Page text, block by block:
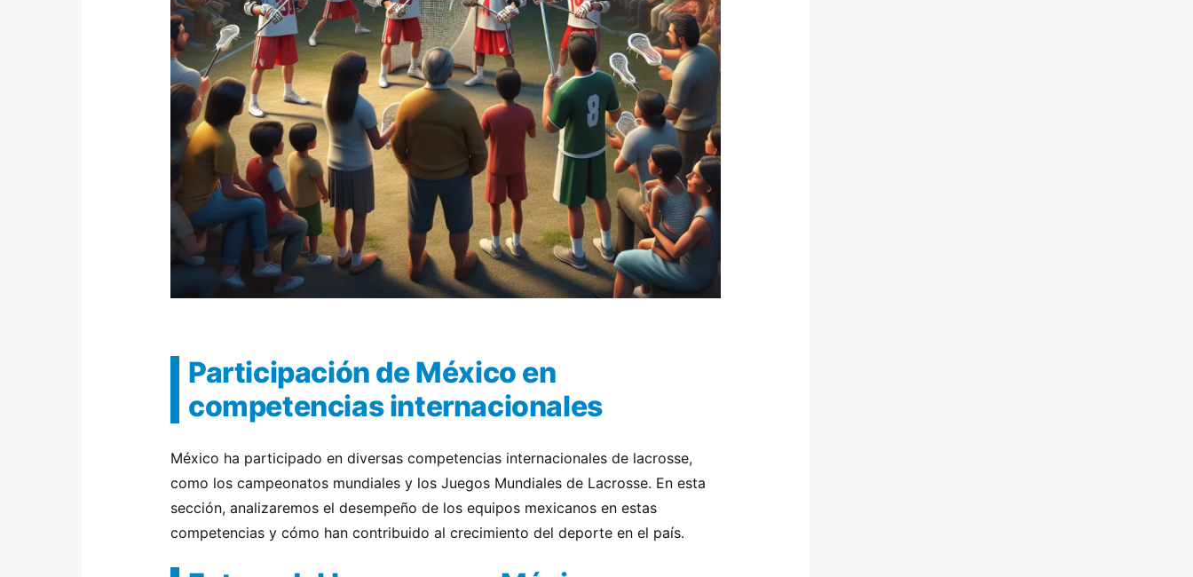
Participación de México en
competencias internacionales
México ha participado en diversas competencias internacionales de lacrosse,
como los campeonatos mundiales y los Juegos Mundiales de Lacrosse. En esta
sección, analizaremos el desempeño de los equipos mexicanos en estas
competencias y cómo han contribuido al crecimiento del deporte en el país.